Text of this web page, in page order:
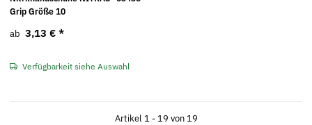
Grip Größe 10
ab 3,13 € *
Verfügbarkeit siehe Auswahl
Artikel 1 - 19 von 19